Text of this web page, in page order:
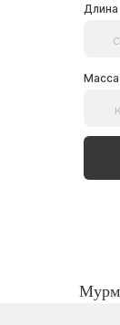
Длина
Масса